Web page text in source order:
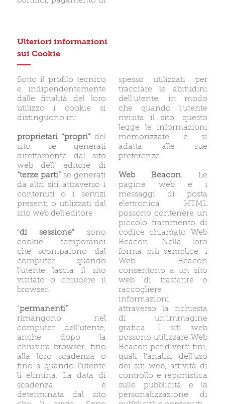
Ulteriori informazioni
sui Cookie
Sotto il profilo tecnico
e indipendentemente
dalle finalità del loro
utilizzo i cookie si
distinguono in:
proprietari “propri” del
sito se generati
direttamente dal sito
web dell’ editore di
“terze parti” se generati
da altri siti attraverso i
contenuti o i servizi
presenti o utilizzati dal
sito web dell’editore
“di sessione” sono
cookie temporanei
che scompaiono dal
computer quando
l’utente lascia il sito
visitato o chiudere il
browser.
“permanenti”
rimangono nel
computer dell’utente,
anche dopo la
chiusura browser, fino
alla loro scadenza o
fino a quando l’utente
li elimina. La data di
scadenza è
determinata dal sito
spesso utilizzati per
tracciare le abitudini
dell’utente, in modo
che quando l’utente
rivisita il sito, questo
legge le informazioni
memorizzate e si
adatta alle sue
preferenze.
Web Beacon. Le
pagine web e i
messaggi di posta
elettronica HTML
possono contenere un
piccolo frammento di
codice chiamato Web
Beacon. Nella loro
forma più semplice, i
Web Beacon
consentono a un sito
web di trasferire o
raccogliere
informazioni
attraverso la richiesta
di un’immagine
grafica. I siti web
possono utilizzare Web
Beacon per diversi fini,
quali l’analisi dell’uso
dei siti web, attività di
controllo e reportistica
sulle pubblicità e la
personalizzazione di